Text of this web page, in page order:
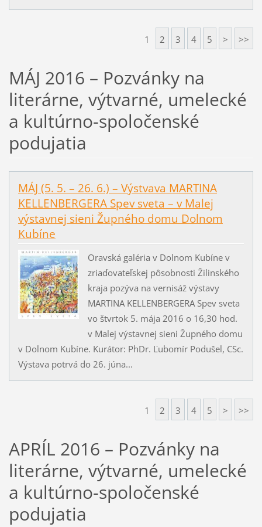
1 2 3 4 5 > >>
MÁJ 2016 – Pozvánky na
literárne, výtvarné, umelecké
a kultúrno-spoločenské
podujatia
MÁJ (5. 5. – 26. 6.) – Výstvava MARTINA
KELLENBERGERA Spev sveta – v Malej
výstavnej sieni Župného domu Dolnom
Kubíne
Oravská galéria v Dolnom Kubíne v
zriaďovateľskej pôsobnosti Žilinského
kraja pozýva na vernisáž výstavy
MARTINA KELLENBERGERA Spev sveta
vo štvrtok 5. mája 2016 o 16,30 hod.
v Malej výstavnej sieni Župného domu
v Dolnom Kubíne. Kurátor: PhDr. Ľubomír Podušel, CSc.
Výstava potrvá do 26. júna...
1 2 3 4 5 > >>
APRÍL 2016 – Pozvánky na
literárne, výtvarné, umelecké
a kultúrno-spoločenské
podujatia